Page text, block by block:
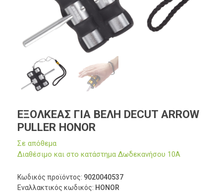
ΕΞΟΛΚΕΑΣ ΓΙΑ ΒΕΛΗ DECUT ARROW
PULLER HONOR
Σε απόθεμα
Διαθέσιμο και στο κατάστημα Δωδεκανήσου 10Α
Κωδικός προϊόντος: 9020040537
Εναλλακτικός κωδικός: HONOR